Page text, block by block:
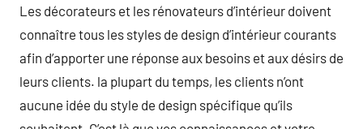
Les décorateurs et les rénovateurs d’intérieur doivent
connaître tous les styles de design d’intérieur courants
afin d’apporter une réponse aux besoins et aux désirs de
leurs clients. la plupart du temps, les clients n’ont
aucune idée du style de design spécifique qu’ils